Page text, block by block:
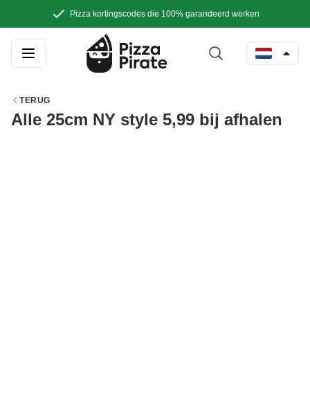
Pizza kortingscodes die 100% garandeerd werken
TERUG
Alle 25cm NY style 5,99 bij afhalen